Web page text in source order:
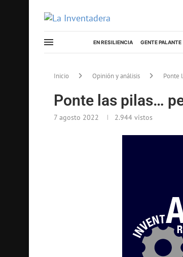
EN RESILIENCIA GENTE PALANTE
Inicio Opinión y análisis Ponte
Ponte las pilas…
7 agosto 2022 2.944 vistos